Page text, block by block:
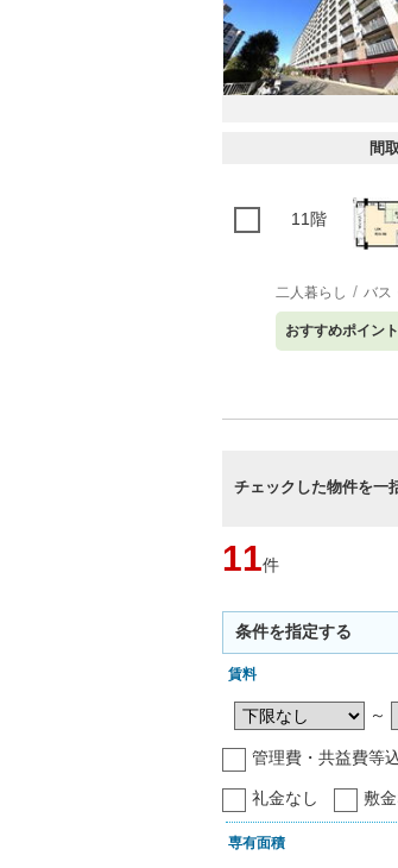
間
11階
二人暮らし バス
おすすめポイント
チェックした物件を一
11件
条件を指定する
賃料
～
管理費・共益費等
礼金なし 敷
専有面積